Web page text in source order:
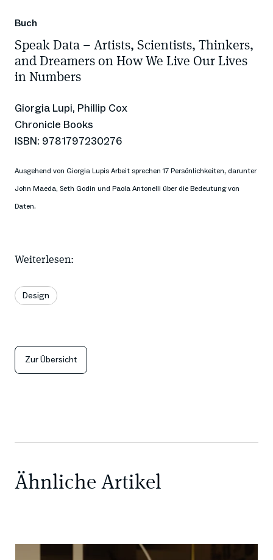
Buch
Speak Data – Artists, Scientists, Thinkers,
and Dreamers on How We Live Our Lives
in Numbers
Giorgia Lupi, Phillip Cox
Chronicle Books
ISBN: 9781797230276
Ausgehend von Giorgia Lupis Arbeit sprechen 17 Persönlichkeiten, darunter
John Maeda, Seth Godin und Paola Antonelli über die Bedeutung von
Daten.
Weiterlesen:
Design
Zur Übersicht
Ähnliche Artikel